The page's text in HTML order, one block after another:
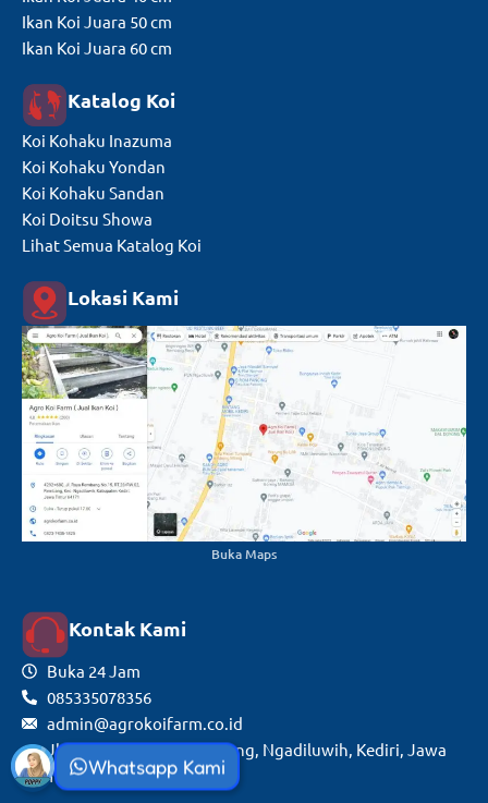
Ikan Koi Juara 50 cm
Ikan Koi Juara 60 cm
Katalog Koi
Koi Kohaku Inazuma
Koi Kohaku Yondan
Koi Kohaku Sandan
Koi Doitsu Showa
Lihat Semua Katalog Koi
Lokasi Kami
Buka Maps
Kontak Kami
Buka 24 Jam
085335078356
admin@agrokoifarm.co.id
Jl. Raya Rembang, Rembang, Ngadiluwih, Kediri, Jawa
Timur
Whatsapp Kami